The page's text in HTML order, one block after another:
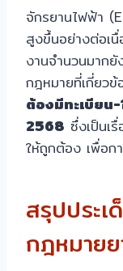
จักรยานไฟฟ้า
สูงขึ้นอย่างต่อเนื่
งานจำนวนมาก
กฎหมายที่เกี่ยวข้
ต้องมีทะเบียน
2568 ซึ่งเป็นเ
ให้ถูกต้อง เพื่อก
สรุปประ
กฎหมาย